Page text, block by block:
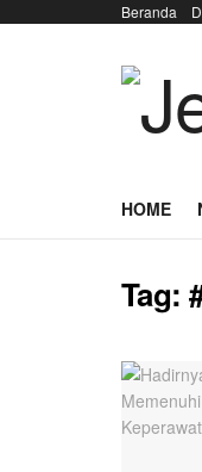
Beranda
HOME
Tag: